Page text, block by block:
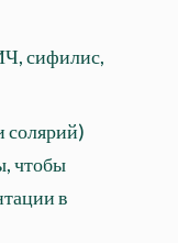
сифилис,
солярий)
чтобы
в